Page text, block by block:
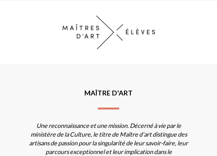
MAÎTRE D'ART
Une reconnaissance et une mission. Décerné à vie par le
ministère de la Culture, le titre de Maître d’art distingue des
artisans de passion pour la singularité de leur savoir-faire, leur
parcours exceptionnel et leur implication dans le